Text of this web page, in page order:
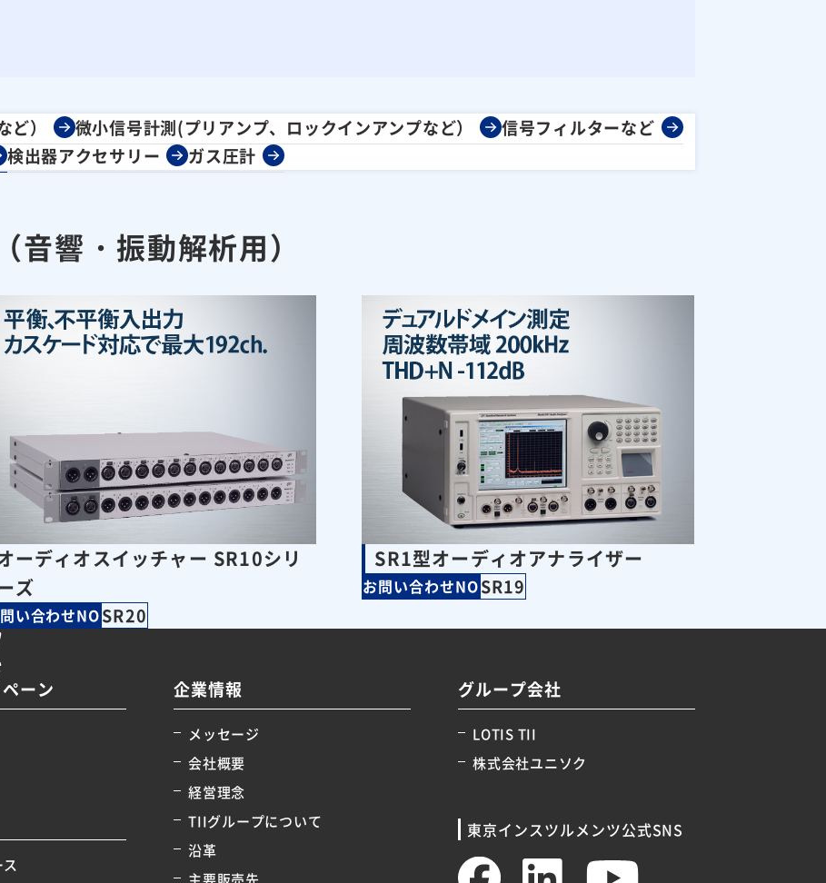
） 微小信号計測(プリアンプ、ロックインアンプなど）
信号フィルターなど
検出器アクセサリー ガス圧計
響・振動解析用）
ーディオスイッチャー SR10シリ
ズ
い合わせNOSR20
SR1型オーディオアナライザー
お問い合わせNOSR19
ーン 企業情報
メッセージ
会社概要
経営理念
TIIグループについて
沿革
主要販売先
グループ会社
LOTIS TII
株式会社ユニソク
東京インスツルメンツ公式SNS